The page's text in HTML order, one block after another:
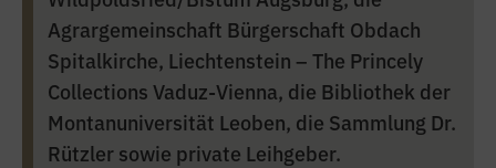
Agrargemeinschaft Bürgerschaft Obdach
Spitalkirche, Liechtenstein – The Princely
Collections Vaduz-Vienna, die Bibliothek der
Montanuniversität Leoben, die Sammlung Dr.
Rützler sowie private Leihgeber.